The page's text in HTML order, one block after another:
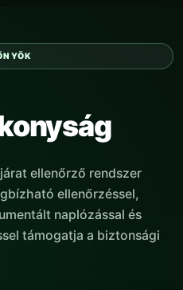
ellenőrző rendszer
ellenőrzéssel,
naplózással és
támogatja a biztonsági